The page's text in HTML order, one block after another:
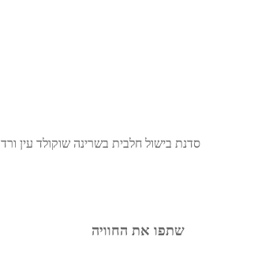
סדנת בישול חלבית בשרינה שוקולד עין ורד